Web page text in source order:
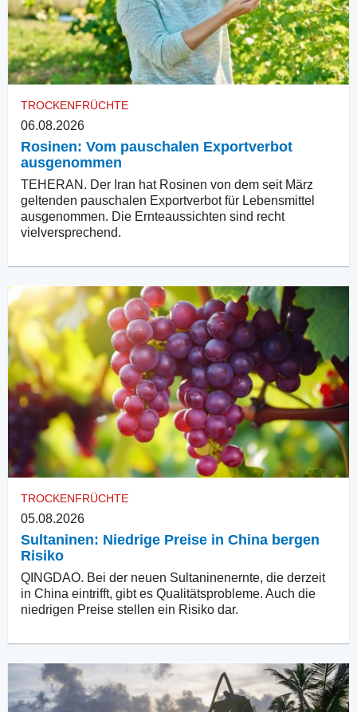
TROCKENFRÜCHTE
06.08.2026
Rosinen: Vom pauschalen Exportverbot
ausgenommen
TEHERAN. Der Iran hat Rosinen von dem seit März
geltenden pauschalen Exportverbot für Lebensmittel
ausgenommen. Die Ernteaussichten sind recht
vielversprechend.
TROCKENFRÜCHTE
05.08.2026
Sultaninen: Niedrige Preise in China bergen
Risiko
QINGDAO. Bei der neuen Sultaninenernte, die derzeit
in China eintrifft, gibt es Qualitätsprobleme. Auch die
niedrigen Preise stellen ein Risiko dar.